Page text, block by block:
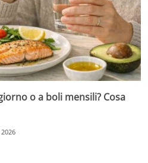
o a boli mensili? Cosa